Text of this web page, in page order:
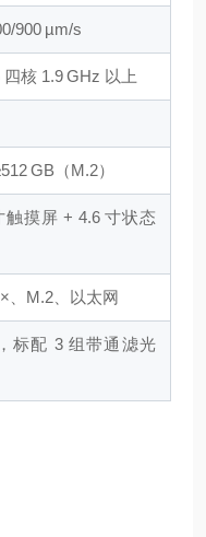
900 µm/s
四核 1.9 GHz 以上
GB（M.2）
触摸屏 + 4.6 寸状态
、M.2、以太网
标配 3 组带通滤光